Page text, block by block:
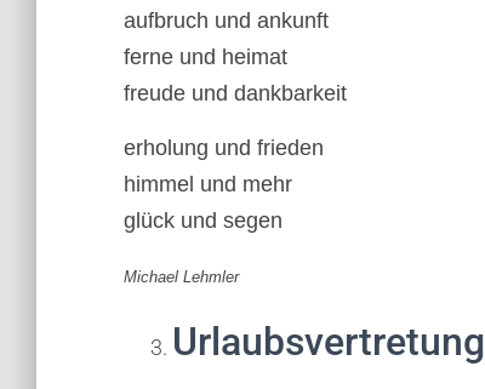
aufbruch und ankunft
ferne und heimat
freude und dankbarkeit
erholung und frieden
himmel und mehr
glück und segen
Michael Lehmler
Urlaubsvertretung